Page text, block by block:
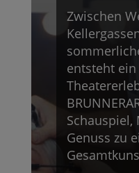
Zwischen
entsteht
Schauspiel,
Genuss zu